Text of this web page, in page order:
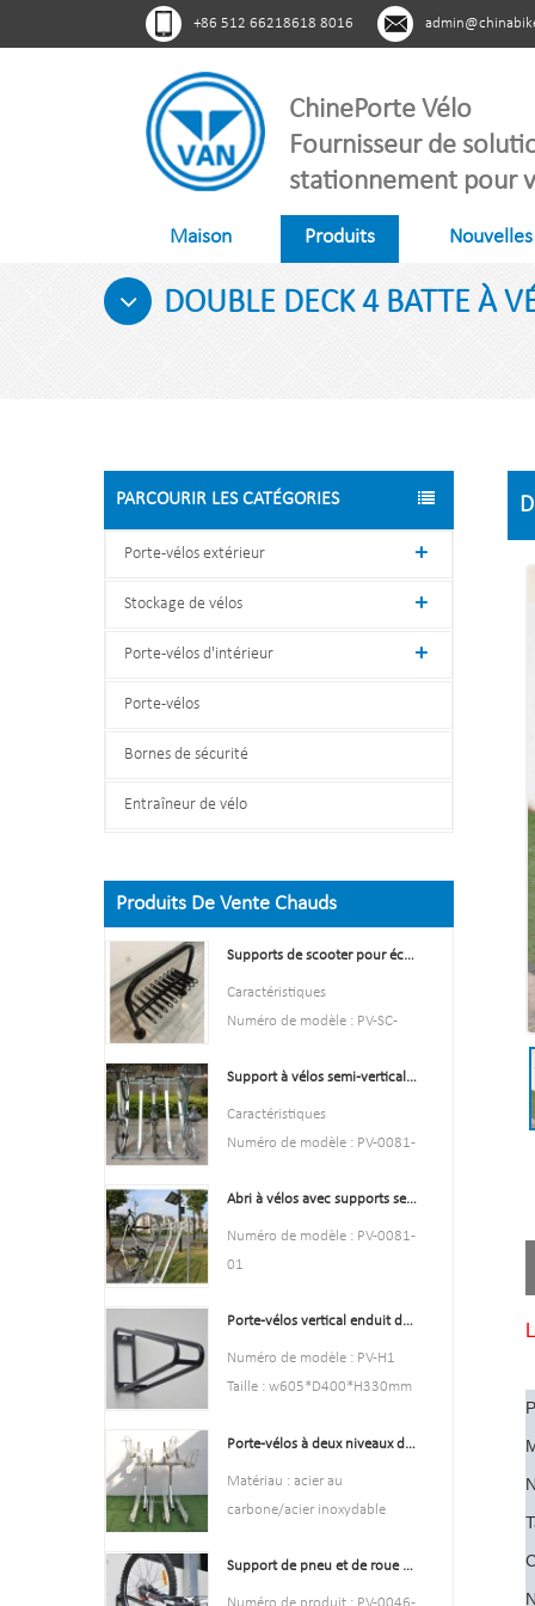
+86 512 66218618 8016
ChinePorte Vélo
Fournisseur de
stationnement pour
Maison Produits Nouvelles
DOUBLE DECK 4 BATTE À
PARCOURIR LES CATÉGORIES
Porte-vélos extérieur
Stockage de vélos
Porte-vélos d'intérieur
Porte-vélos
Bornes de sécurité
Entraîneur de vélo
Produits De Vente Chauds
Supports de scooter pour écoles Support de support de scooter double face
Caractéristiques
Numéro de modèle : PV-SC-
Type : Stationnement et
remise à vélos
Couleur : jaune, noir, vert,
Style : aussi bien à l'intérieur
200,55*23,2*75 cm, ou
personnalisé.
Support à vélos semi-vertical et rangement pour vélos, offre spéciale
Caractéristiques
Numéro de modèle : PV-0081-
Type : Stationnement et
stockage de vélos
Couleur: argent
qu'à l'extérieur
Finition : galvanisé à chaud
Abri à vélos avec supports semi-verticaux
Numéro de modèle : PV-0081-
01
stockage de vélos
La couleur noire
Style : aussi bien à l'intérieur
Matière : acier au carbone
Porte-vélos vertical enduit de poudre noire durable
Numéro de modèle : PV-H1
Taille : w605*D400*H330mm
￠16*1,2 mm
Finition : Enduit de puissance
Poids net : 1,6 kg
pièces/ctn
Porte-vélos à deux niveaux de haute qualité, porte-vélos à deux étages
Matériau : acier au
carbone/acier inoxydable
l'espace client, nous pouvons
concevoir en fonction de la
Support de pneu et de roue de vélo d'intérieur support d'étagère murale crochets de Garage
Numéro de produit : PV-0046-